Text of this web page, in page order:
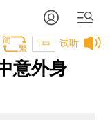
试听
T中
意外身